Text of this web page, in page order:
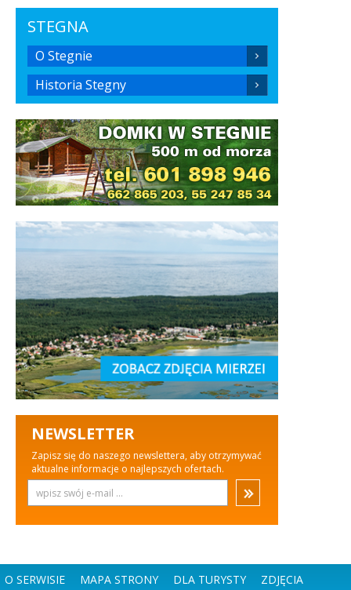
STEGNA
O Stegnie
Historia Stegny
NEWSLETTER
Zapisz się do naszego newslettera, aby otrzymywać
aktualne informacje o najlepszych ofertach.
O SERWISIE MAPA STRONY DLA TURYSTY
ZDJĘCIA